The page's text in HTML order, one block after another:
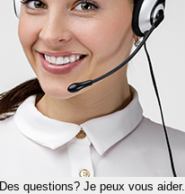
Des questions? Je peux vous aider.